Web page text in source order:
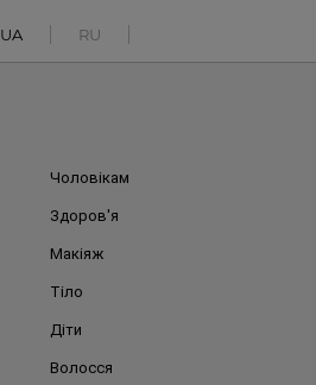
UA RU
Чоловікам
Здоров'я
Макіяж
Тіло
Діти
Волосся